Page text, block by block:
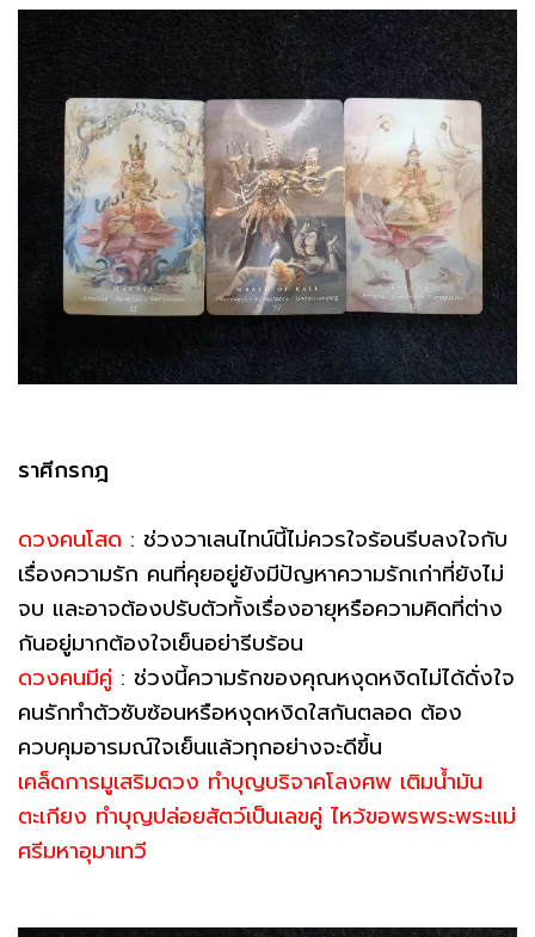
ราศีกรกฎ
ดวงคนโสด : ช่วงวาเลนไทน์นี้ไม่ควรใจร้อนรีบลงใจกับ
เรื่องความรัก คนที่คุยอยู่ยังมีปัญหาความรักเก่าที่ยังไม่
จบ และอาจต้องปรับตัวทั้งเรื่องอายุหรือความคิดที่ต่าง
กันอยู่มากต้องใจเย็นอย่ารีบร้อน
ดวงคนมีคู่ : ช่วงนี้ความรักของคุณหงุดหงิดไม่ได้ดั่งใจ
คนรักทำตัวซับซ้อนหรือหงุดหงิดใสกันตลอด ต้อง
ควบคุมอารมณ์ใจเย็นแล้วทุกอย่างจะดีขึ้น
เคล็ดการมูเสริมดวง ทำบุญบริจาคโลงศพ เติมน้ำมัน
ตะเกียง ทำบุญปล่อยสัตว์เป็นเลขคู่ ไหว้ขอพรพระพระแม่
ศรีมหาอุมาเทวี